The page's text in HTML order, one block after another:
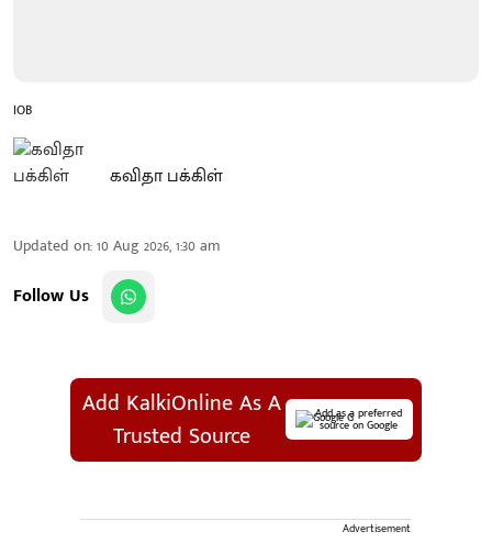
IOB
கவிதா பக்கிள்
Updated on:10 Aug 2026, 1:30 am
Follow Us
Add KalkiOnline As A
Trusted Source
Add as a preferred
source on Google
Advertisement